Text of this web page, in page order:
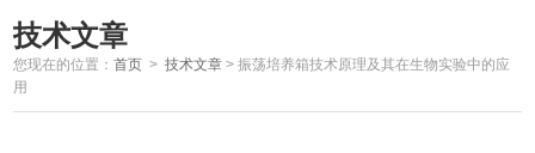
技术文章
您现在的位置：首页 >技术文章 >振荡培养箱技术原理及其在生物实验中的应
用